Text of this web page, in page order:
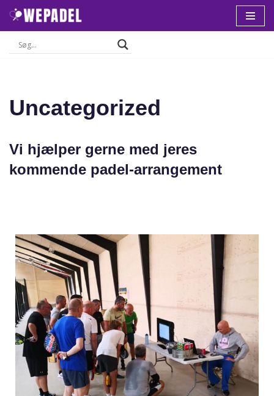
Spring
Uncategorized
Vi hjælper gerne med jeres
kommende padel-arrangement